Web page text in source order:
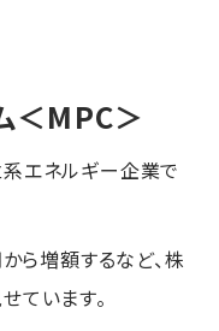
＜MPC＞
エネルギー企業で
ら増額するなど、株
ています。